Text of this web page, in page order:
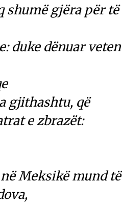
shumë gjëra për të
duke dënuar veten
gjithashtu, që
e zbrazët:
Meksikë mund të